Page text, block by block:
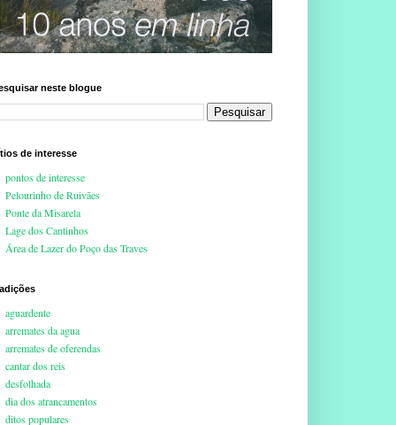
neste blogue
de interesse
pontos de interesse
Pelourinho de Ruivães
Ponte da Misarela
Lage dos Cantinhos
Área de Lazer do Poço das Traves
aguardente
arremates da agua
arremates de oferendas
cantar dos reis
desfolhada
dia dos atrancamentos
ditos populares